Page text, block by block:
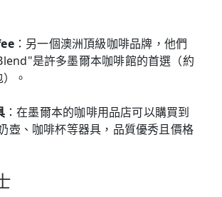
：另一個澳洲頂級咖啡品牌，他們
是許多墨爾本咖啡館的首選（約
。
：在墨爾本的咖啡用品店可以購買到
壺、咖啡杯等器具，品質優秀且價格